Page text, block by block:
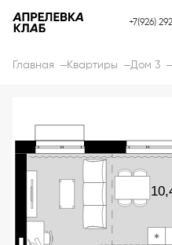
+7(926)
Главная Квартиры Дом 3